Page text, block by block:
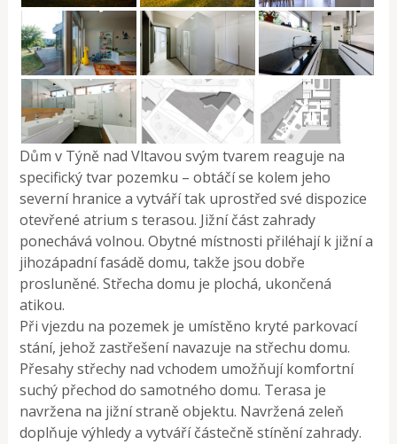
Dům v Týně nad Vltavou svým tvarem reaguje na
specifický tvar pozemku – obtáčí se kolem jeho
severní hranice a vytváří tak uprostřed své dispozice
otevřené atrium s terasou. Jižní část zahrady
ponechává volnou. Obytné místnosti přiléhají k jižní a
jihozápadní fasádě domu, takže jsou dobře
prosluněné. Střecha domu je plochá, ukončená
atikou.
Při vjezdu na pozemek je umístěno kryté parkovací
stání, jehož zastřešení navazuje na střechu domu.
Přesahy střechy nad vchodem umožňují komfortní
suchý přechod do samotného domu. Terasa je
navržena na jižní straně objektu. Navržená zeleň
doplňuje výhledy a vytváří částečně stínění zahrady.